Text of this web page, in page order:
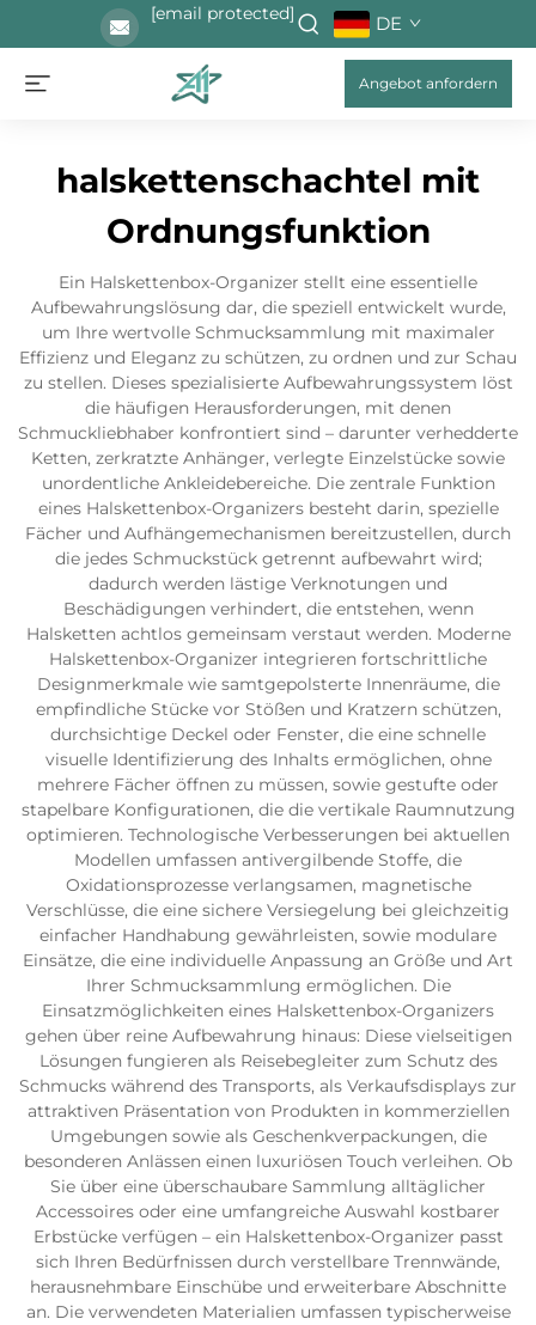
[email protected] DE
Angebot anfordern
halskettenschachtel mit
Ordnungsfunktion
Ein Halskettenbox-Organizer stellt eine essentielle
Aufbewahrungslösung dar, die speziell entwickelt wurde,
um Ihre wertvolle Schmucksammlung mit maximaler
Effizienz und Eleganz zu schützen, zu ordnen und zur Schau
zu stellen. Dieses spezialisierte Aufbewahrungssystem löst
die häufigen Herausforderungen, mit denen
Schmuckliebhaber konfrontiert sind – darunter verhedderte
Ketten, zerkratzte Anhänger, verlegte Einzelstücke sowie
unordentliche Ankleidebereiche. Die zentrale Funktion
eines Halskettenbox-Organizers besteht darin, spezielle
Fächer und Aufhängemechanismen bereitzustellen, durch
die jedes Schmuckstück getrennt aufbewahrt wird;
dadurch werden lästige Verknotungen und
Beschädigungen verhindert, die entstehen, wenn
Halsketten achtlos gemeinsam verstaut werden. Moderne
Halskettenbox-Organizer integrieren fortschrittliche
Designmerkmale wie samtgepolsterte Innenräume, die
empfindliche Stücke vor Stößen und Kratzern schützen,
durchsichtige Deckel oder Fenster, die eine schnelle
visuelle Identifizierung des Inhalts ermöglichen, ohne
mehrere Fächer öffnen zu müssen, sowie gestufte oder
stapelbare Konfigurationen, die die vertikale Raumnutzung
optimieren. Technologische Verbesserungen bei aktuellen
Modellen umfassen antivergilbende Stoffe, die
Oxidationsprozesse verlangsamen, magnetische
Verschlüsse, die eine sichere Versiegelung bei gleichzeitig
einfacher Handhabung gewährleisten, sowie modulare
Einsätze, die eine individuelle Anpassung an Größe und Art
Ihrer Schmucksammlung ermöglichen. Die
Einsatzmöglichkeiten eines Halskettenbox-Organizers
gehen über reine Aufbewahrung hinaus: Diese vielseitigen
Lösungen fungieren als Reisebegleiter zum Schutz des
Schmucks während des Transports, als Verkaufsdisplays zur
attraktiven Präsentation von Produkten in kommerziellen
Umgebungen sowie als Geschenkverpackungen, die
besonderen Anlässen einen luxuriösen Touch verleihen. Ob
Sie über eine überschaubare Sammlung alltäglicher
Accessoires oder eine umfangreiche Auswahl kostbarer
Erbstücke verfügen – ein Halskettenbox-Organizer passt
sich Ihren Bedürfnissen durch verstellbare Trennwände,
herausnehmbare Einschübe und erweiterbare Abschnitte
an. Die verwendeten Materialien umfassen typischerweise